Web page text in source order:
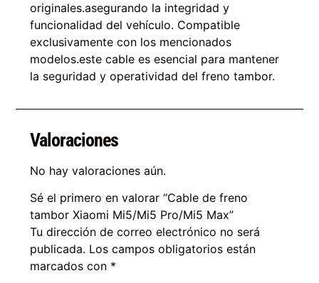
originales.asegurando la integridad y
funcionalidad del vehículo. Compatible
exclusivamente con los mencionados
modelos.este cable es esencial para mantener
la seguridad y operatividad del freno tambor.
Valoraciones
No hay valoraciones aún.
Sé el primero en valorar “Cable de freno
tambor Xiaomi Mi5/Mi5 Pro/Mi5 Max”
Tu dirección de correo electrónico no será
publicada. Los campos obligatorios están
marcados con *